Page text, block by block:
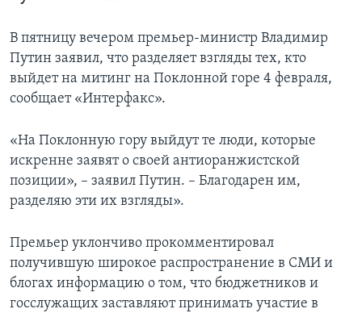
В пятницу вечером премьер-министр Владимир
Путин заявил, что разделяет взгляды тех, кто
выйдет на митинг на Поклонной горе 4 февраля,
сообщает «Интерфакс».
«На Поклонную гору выйдут те люди, которые
искренне заявят о своей антиоранжистской
позиции», – заявил Путин. – Благодарен им,
разделяю эти их взгляды».
Премьер уклончиво прокомментировал
получившую широкое распространение в СМИ и
блогах информацию о том, что бюджетников и
госслужащих заставляют принимать участие в